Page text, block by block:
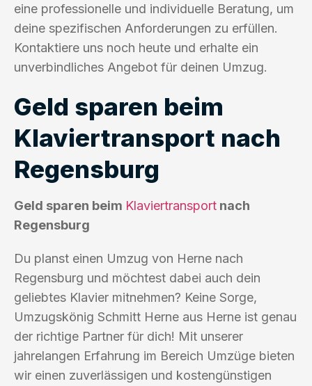
eine professionelle und individuelle Beratung, um
deine spezifischen Anforderungen zu erfüllen.
Kontaktiere uns noch heute und erhalte ein
unverbindliches Angebot für deinen Umzug.
Geld sparen beim
Klaviertransport nach
Regensburg
Geld sparen beim Klaviertransport nach
Regensburg
Du planst einen Umzug von Herne nach
Regensburg und möchtest dabei auch dein
geliebtes Klavier mitnehmen? Keine Sorge,
Umzugskönig Schmitt Herne aus Herne ist genau
der richtige Partner für dich! Mit unserer
jahrelangen Erfahrung im Bereich Umzüge bieten
wir einen zuverlässigen und kostengünstigen